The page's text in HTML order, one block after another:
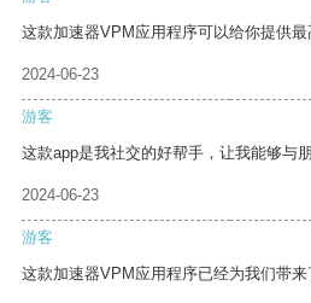
这款加速器VPM应用程序可以给你提供最
2024-06-23
游客
这款app是我社交的好帮手，让我能够与
2024-06-23
游客
这款加速器VPM应用程序已经为我们带来